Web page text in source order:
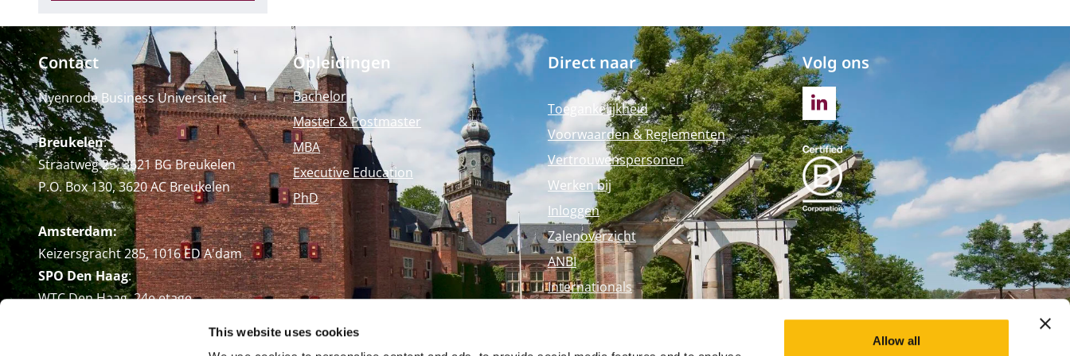
This website uses cookies
Allow all
Contact
Nyenrode Business Universiteit
Breukelen:
Straatweg 25, 3621 BG Breukelen
P.O. Box 130, 3620 AC Breukelen
Amsterdam:
Keizersgracht 285, 1016 ED A'dam
SPO Den Haag:
WTC Den Haag, 24e etage
Opleidingen
Bachelor
Master & Postmaster
MBA
Executive Education
PhD
Direct naar
Toegankelijkheid
Voorwaarden & Reglementen
Vertrouwenspersonen
Werken bij
Inloggen
Zalenoverzicht
ANBI
Internationals
Volg ons
LINKEDIN